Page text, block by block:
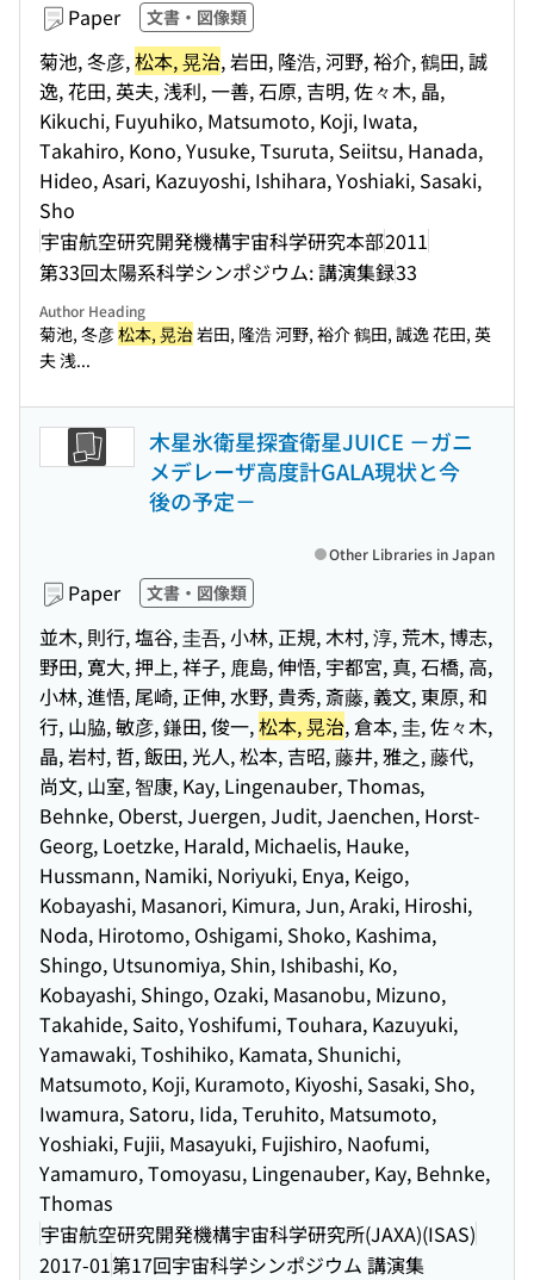
Paper 文書・図像類
菊池, 冬彦,松本, 晃治, 岩田, 隆浩, 河野, 裕介, 鶴田, 誠
逸, 花田, 英夫, 浅利, 一善, 石原, 吉明, 佐々木, 晶,
Kikuchi, Fuyuhiko, Matsumoto, Koji, Iwata,
Takahiro, Kono, Yusuke, Tsuruta, Seiitsu, Hanada,
Hideo, Asari, Kazuyoshi, Ishihara, Yoshiaki, Sasaki,
Sho
宇宙航空研究開発機構宇宙科学研究本部2011
第33回太陽系科学シンポジウム: 講演集録33
Author Heading
菊池, 冬彦松本, 晃治岩田, 隆浩 河野, 裕介 鶴田, 誠逸 花田, 英
夫 浅...
木星氷衛星探査衛星JUICE －ガニ
メデレーザ高度計GALA現状と今
後の予定－
Paper 文書・図像類
並木, 則行, 塩谷, 圭吾, 小林, 正規, 木村, 淳, 荒木, 博志,
野田, 寛大, 押上, 祥子, 鹿島, 伸悟, 宇都宮, 真, 石橋, 高,
小林, 進悟, 尾崎, 正伸, 水野, 貴秀, 斎藤, 義文, 東原, 和
行, 山脇, 敏彦, 鎌田, 俊一,松本, 晃治, 倉本, 圭, 佐々木,
晶, 岩村, 哲, 飯田, 光人, 松本, 吉昭, 藤井, 雅之, 藤代,
尚文, 山室, 智康, Kay, Lingenauber, Thomas,
Behnke, Oberst, Juergen, Judit, Jaenchen, Horst-
Georg, Loetzke, Harald, Michaelis, Hauke,
Hussmann, Namiki, Noriyuki, Enya, Keigo,
Kobayashi, Masanori, Kimura, Jun, Araki, Hiroshi,
Noda, Hirotomo, Oshigami, Shoko, Kashima,
Shingo, Utsunomiya, Shin, Ishibashi, Ko,
Kobayashi, Shingo, Ozaki, Masanobu, Mizuno,
Takahide, Saito, Yoshifumi, Touhara, Kazuyuki,
Yamawaki, Toshihiko, Kamata, Shunichi,
Matsumoto, Koji, Kuramoto, Kiyoshi, Sasaki, Sho,
Iwamura, Satoru, Iida, Teruhito, Matsumoto,
Yoshiaki, Fujii, Masayuki, Fujishiro, Naofumi,
Yamamuro, Tomoyasu, Lingenauber, Kay, Behnke,
Thomas
宇宙航空研究開発機構宇宙科学研究所(JAXA)(ISAS)
2017-01第17回宇宙科学シンポジウム 講演集
Other Libraries in Japan